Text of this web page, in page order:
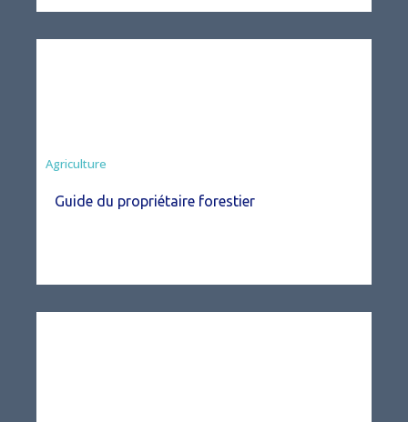
Agriculture
Guide du propriétaire forestier